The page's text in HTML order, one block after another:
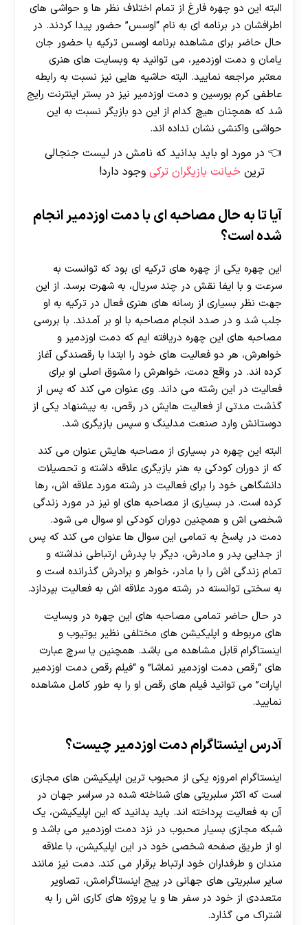
البته این دو چهره فارغ از تمام اختلاف نظر ها و حواشی های
اطرافشان در برنامه ای به نام “اوسس” حضور پیدا کردند. در
حال حاضر برای مشاهده برنامه اوسس ترکیه با حضور جان
یامان و دمت اوزدمیر، می توانید به وبسایت های هنری
معتبر مراجعه نمایید. البته حاشیه هایی نیز نسبت به رابطه
عاطفی کرم بورسین و دمت اوزدمیر نیز در بستر اینترنت رایج
شد که همچنان هیچ کدام از این دو بازیگر نسبت به این
حواشی واکنشی نشان نداده اند.
در مورد او باید بدانید که نامش در لیست جنجالی
ترین خیانت بازیگران ترکی وجود دارد!
آیا تا به حال مصاحبه ای با دمت اوزدمیر انجام
شده است؟
این چهره یکی از چهره های ترکیه ای بود که توانست به
سرعت و با ایفا نقش در چند سریال، به شهرت برسد. از این
جهت نظر بسیاری از رسانه های هنری فعال در ترکیه به او
جلب شد و در صدد انجام مصاحبه با او بر آمدند. با بررسی
مصاحبه های این چهره دریافته ایم که دمت اوزدمیر و
خواهرش، هر دو فعالیت های خود را ابتدا با رقصندگی آغاز
کرده اند. در واقع دمت، خواهرش را مشوق اصلی او برای
فعالیت در این رشته می داند. وی عنوان می کند که پس از
گذشت مدتی از فعالیت هایش در رقص، به پیشنهاد یکی از
دوستانش وارد صنعت مدلینگ و سپس بازیگری شد.
البته این چهره در بسیاری از مصاحبه هایش عنوان می کند
که از دوران کودکی به هنر بازیگری علاقه داشته و تحصیلات
دانشگاهی خود را برای فعالیت در رشته مورد علاقه اش، رها
کرده است. در بسیاری از مصاحبه های او نیز در مورد زندگی
شخصی اش و همچنین دوران کودکی او سوال می شود.
دمت در پاسخ به تمامی این سوال ها عنوان می کند که پس
از جدایی پدر و مادرش، دیگر با پدرش ارتباطی نداشته و
تمام زندگی اش را با مادر، خواهر و برادرش گذرانده است و
به سختی توانسته در رشته مورد علاقه اش به فعالیت بپردازد.
در حال حاضر تمامی مصاحبه های این چهره در وبسایت
های مربوطه و اپلیکیشن های مختلفی نظیر یوتیوب و
اینستاگرام قابل مشاهده می باشد. همچنین یا سرچ عبارت
های “رقص دمت اوزدمیر نماشا” و “فیلم رقص دمت اوزدمیر
اپارات” می توانید فیلم های رقص او را به طور کامل مشاهده
نمایید.
آدرس اینستاگرام دمت اوزدمیر چیست؟
اینستاگرام امروزه یکی از محبوب ترین اپلیکیشن های مجازی
است که اکثر سلبریتی های شناخته شده در سراسر جهان در
آن به فعالیت پرداخته اند. باید بدانید که این اپلیکیشن، یک
شبکه مجازی بسیار محبوب در نزد دمت اوزدمیر می باشد و
او از طریق صفحه شخصی خود در این اپلیکیشن، با علاقه
مندان و طرفداران خود ارتباط برقرار می کند. دمت نیز مانند
سایر سلبریتی های جهانی در پیج اینستاگرامش، تصاویر
متعددی از خود در سفر ها و یا پروژه های کاری اش را به
اشتراک می گذارد.